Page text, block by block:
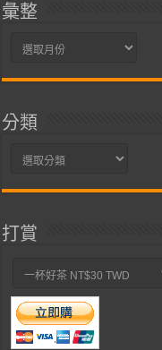
彙整
彙
分類
分
打賞